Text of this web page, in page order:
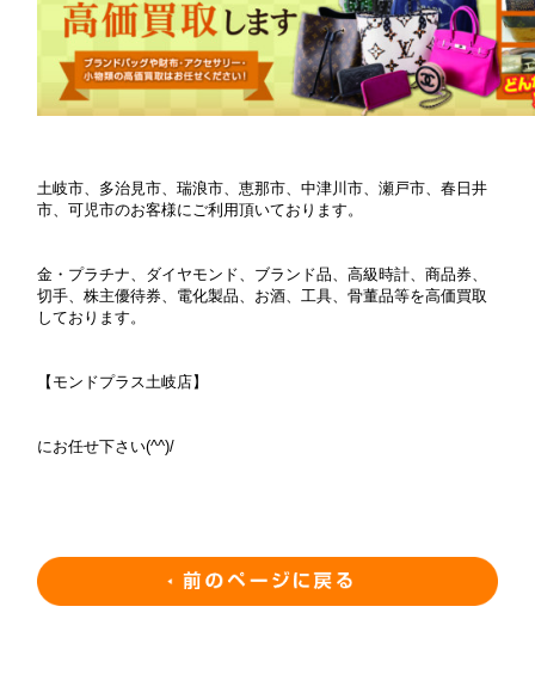
土岐市、多治見市、瑞浪市、恵那市、中津川市、瀬戸市、春日井
市、可児市のお客様にご利用頂いております。
金・プラチナ、ダイヤモンド、ブランド品、高級時計、商品券、
切手、株主優待券、電化製品、お酒、工具、骨董品等を高価買取
しております。
【モンドプラス土岐店】
にお任せ下さい(^^)/